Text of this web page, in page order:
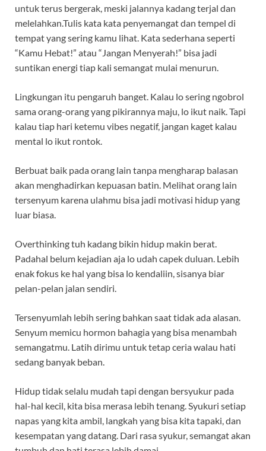
untuk terus bergerak, meski jalannya kadang terjal dan
melelahkan.Tulis kata kata penyemangat dan tempel di
tempat yang sering kamu lihat. Kata sederhana seperti
“Kamu Hebat!” atau “Jangan Menyerah!” bisa jadi
suntikan energi tiap kali semangat mulai menurun.
Lingkungan itu pengaruh banget. Kalau lo sering ngobrol
sama orang-orang yang pikirannya maju, lo ikut naik. Tapi
kalau tiap hari ketemu vibes negatif, jangan kaget kalau
mental lo ikut rontok.
Berbuat baik pada orang lain tanpa mengharap balasan
akan menghadirkan kepuasan batin. Melihat orang lain
tersenyum karena ulahmu bisa jadi motivasi hidup yang
luar biasa.
Overthinking tuh kadang bikin hidup makin berat.
Padahal belum kejadian aja lo udah capek duluan. Lebih
enak fokus ke hal yang bisa lo kendaliin, sisanya biar
pelan-pelan jalan sendiri.
Tersenyumlah lebih sering bahkan saat tidak ada alasan.
Senyum memicu hormon bahagia yang bisa menambah
semangatmu. Latih dirimu untuk tetap ceria walau hati
sedang banyak beban.
Hidup tidak selalu mudah tapi dengan bersyukur pada
hal-hal kecil, kita bisa merasa lebih tenang. Syukuri setiap
napas yang kita ambil, langkah yang bisa kita tapaki, dan
kesempatan yang datang. Dari rasa syukur, semangat akan